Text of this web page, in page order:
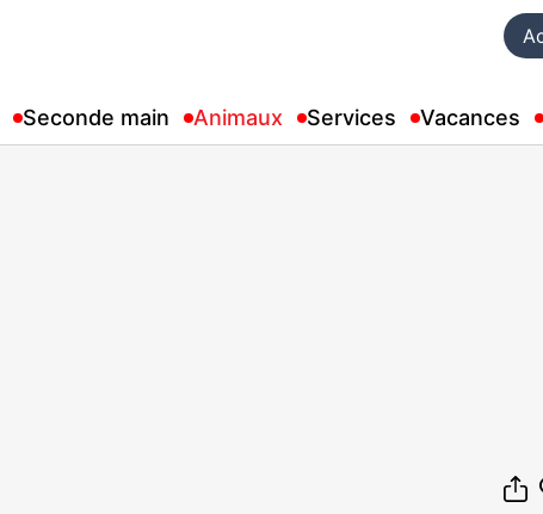
Seconde main Animaux Services Vacances